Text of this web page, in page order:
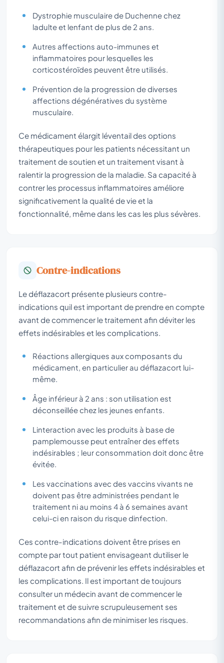
Dystrophie musculaire de Duchenne chez
ladulte et lenfant de plus de 2 ans.
Autres affections auto-immunes et
inflammatoires pour lesquelles les
corticostéroïdes peuvent être utilisés.
Prévention de la progression de diverses
affections dégénératives du système
musculaire.
Ce médicament élargit léventail des options
thérapeutiques pour les patients nécessitant un
traitement de soutien et un traitement visant à
ralentir la progression de la maladie. Sa capacité à
contrer les processus inflammatoires améliore
significativement la qualité de vie et la
fonctionnalité, même dans les cas les plus sévères.
Contre-indications
Le déflazacort présente plusieurs contre-
indications quil est important de prendre en compte
avant de commencer le traitement afin déviter les
effets indésirables et les complications.
Réactions allergiques aux composants du
médicament, en particulier au déflazacort lui-
même.
Âge inférieur à 2 ans : son utilisation est
déconseillée chez les jeunes enfants.
Linteraction avec les produits à base de
pamplemousse peut entraîner des effets
indésirables ; leur consommation doit donc être
évitée.
Les vaccinations avec des vaccins vivants ne
doivent pas être administrées pendant le
traitement ni au moins 4 à 6 semaines avant
celui-ci en raison du risque dinfection.
Ces contre-indications doivent être prises en
compte par tout patient envisageant dutiliser le
déflazacort afin de prévenir les effets indésirables et
les complications. Il est important de toujours
consulter un médecin avant de commencer le
traitement et de suivre scrupuleusement ses
recommandations afin de minimiser les risques.